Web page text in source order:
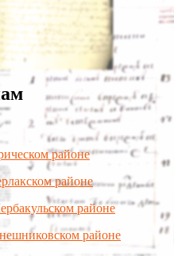
районе
районе
районе
районе